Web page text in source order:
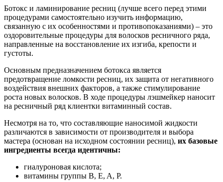
Ботокс и ламинирование ресниц (лучше всего перед этими
процедурами самостоятельно изучить информацию,
связанную с их особенностями и противопоказаниями) – это
оздоровительные процедуры для волосков ресничного ряда,
направленные на восстановление их изгиба, крепости и
густоты.
Основным предназначением ботокса является
предотвращение ломкости ресниц, их защита от негативного
воздействия внешних факторов, а также стимулирование
роста новых волосков. В ходе процедуры лэшмейкер наносит
на ресничный ряд клиентки витаминный состав.
Несмотря на то, что составляющие наносимой жидкости
различаются в зависимости от производителя и выбора
мастера (основан на исходном состоянии ресниц), их базовые
ингредиенты всегда идентичны:
гиалуроновая кислота;
витамины группы B, E, A, P.